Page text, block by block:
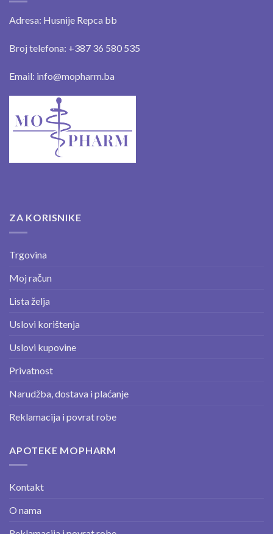
Adresa: Husnije Repca bb
Broj telefona: +387 36 580 535
Email: info@mopharm.ba
ZA KORISNIKE
Trgovina
Moj račun
Lista želja
Uslovi korištenja
Uslovi kupovine
Privatnost
Narudžba, dostava i plaćanje
Reklamacija i povrat robe
APOTEKE MOPHARM
Kontakt
O nama